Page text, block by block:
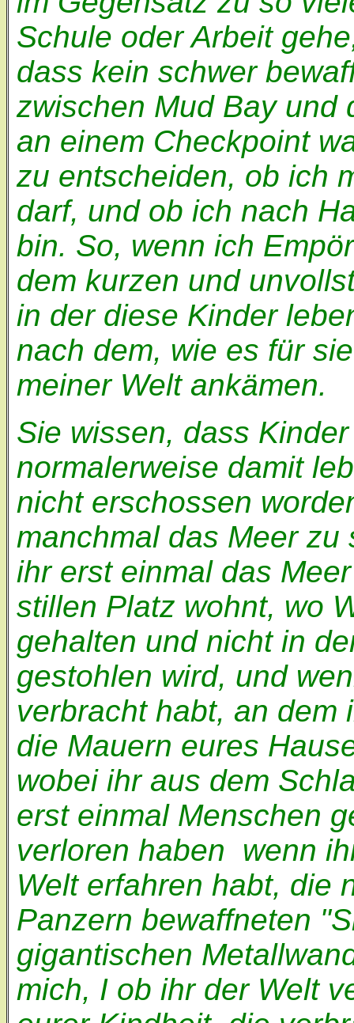
Schule oder Arbeit
dass kein schwer
zwischen Mud Bay und
an einem Checkpoint
zu entscheiden, ob ich
darf, und ob ich nach
bin. So, wenn ich
dem kurzen und
in der diese Kinder
nach dem, wie es für
meiner Welt ankämen.
Sie wissen, dass
normalerweise damit
nicht erschossen
manchmal das Meer
ihr erst einmal das
stillen Platz wohnt, wo
gehalten und nicht in
gestohlen wird, und
verbracht habt, an dem
die Mauern eures
wobei ihr aus dem
erst einmal Menschen
verloren haben ­ wenn
Welt erfahren habt, die
Panzern bewaffneten
gigantischen
mich, I ob ihr der Welt